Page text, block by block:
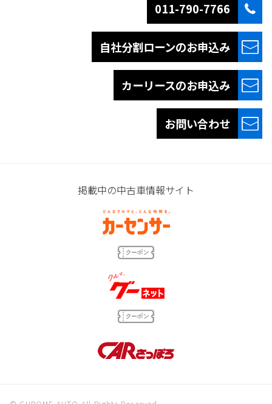
011-790-7766
自社分割ローンのお申込み
カーリースのお申込み
お問い合わせ
掲載中の中古車情報サイト